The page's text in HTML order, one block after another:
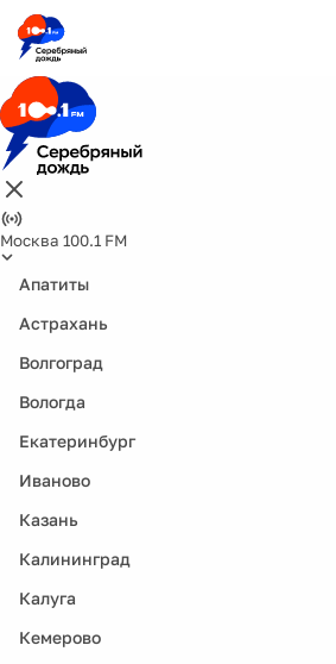
Москва 100.1 FM
Апатиты
Астрахань
Волгоград
Вологда
Екатеринбург
Иваново
Казань
Калининград
Калуга
Кемерово